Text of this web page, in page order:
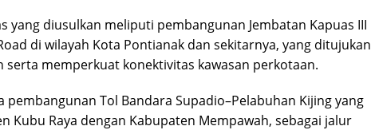
yang diusulkan meliputi pembangunan Jembatan Kapuas III
di wilayah Kota Pontianak dan sekitarnya, yang ditujukan
serta memperkuat konektivitas kawasan perkotaan.
Tol Bandara Supadio–Pelabuhan Kijing yang
Kubu Raya dengan Kabupaten Mempawah, sebagai jalur